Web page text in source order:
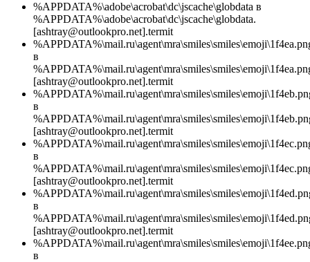
%APPDATA%\adobe\acrobat\dc\jscache\globdata в
%APPDATA%\adobe\acrobat\dc\jscache\globdata.
[ashtray@outlookpro.net].termit
в
[ashtray@outlookpro.net].termit
в
[ashtray@outlookpro.net].termit
в
[ashtray@outlookpro.net].termit
в
[ashtray@outlookpro.net].termit
в